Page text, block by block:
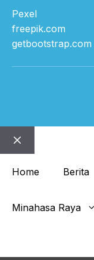
Pexel
freepik.com
getbootstrap.com
Close
Home
Berita
Minahasa Raya